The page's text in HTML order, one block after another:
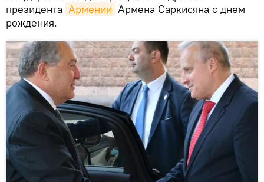
президента Армении Армена Саркисяна с днем
рождения.